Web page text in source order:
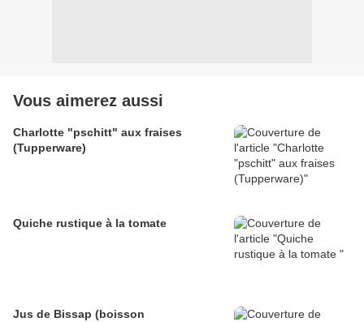
Vous aimerez aussi
Charlotte "pschitt" aux fraises
(Tupperware)
Quiche rustique à la tomate
Jus de Bissap (boisson